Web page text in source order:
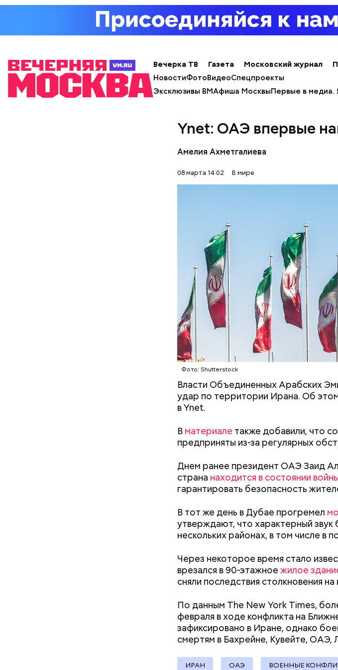
Вечерка ТВ Газета Московский журнал
НовостиФотоВидеоСпецпроекты
Эксклюзивы ВМАфиша МосквыПервые в медиа.
Ynet: ОАЭ впервые
Амелия Ахметгалиева
08 марта 14:02 В мире
Фото: Shutterstock
Власти Объединенных Арабских
удар по территории Ирана. Об
в Ynet.
В материале также добавили, что
предприняты из-за регулярных
Днем ранее президент ОАЭ Заид
страна находится в состоянии
гарантировать безопасность
В тот же день в Дубае прогремел
утверждают, что характерный
нескольких районах, в том числе в
Через некоторое время стало
врезался в 90-этажное жилое
сняли последствия столкновения на
По данным The New York Times,
февраля в ходе конфликта на
зафиксировано в Иране, однако
смертям в Бахрейне, Кувейте, ОАЭ,
ИРАН ОАЭ ВОЕННЫЕ
Температура воды здесь круглый
поэтому купаться в этих
Однако стоит быть осторожным:
обуви, но чтобы не поскользнуться,
тапочки для душа.
Остров Сокотра, Йемен
Стив Балмер
Фото: Shutterstock
В отличие от остальных
собственный продукт, а примкнул
Microsoft. Он стал 30-м
корпорации, вместе с зарплатой
компании, что и стало причиной его
посту генерального директора. Им
чего ушел с поста, но остался
состояние оценивается в 126
Период повышенного
что принесет коридор
затмений и чего нельзя
делать с 12 по 28 августа
Как поменять батареи
не получить штраф